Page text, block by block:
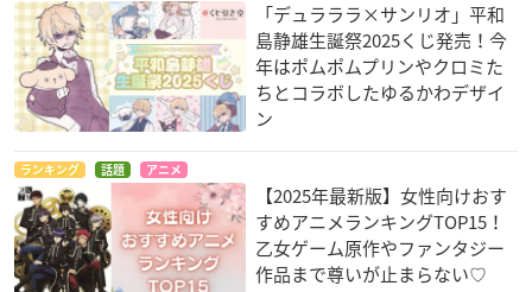
「デュラララ×サンリオ」平和
島静雄生誕祭2025くじ発売！今
年はポムポムプリンやクロミた
ちとコラボしたゆるかわデザイ
ン
ランキング 話題 アニメ
【2025年最新版】女性向けおす
すめアニメランキングTOP15！
乙女ゲーム原作やファンタジー
作品まで尊いが止まらない♡